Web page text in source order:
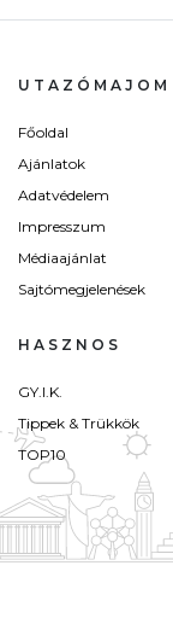
UTAZÓMAJOM
Főoldal
Ajánlatok
Adatvédelem
Impresszum
Médiaajánlat
Sajtómegjelenések
HASZNOS
GY.I.K.
Tippek & Trükkök
TOP10